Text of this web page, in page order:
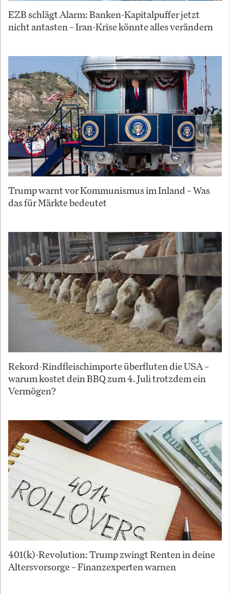
EZB schlägt Alarm: Banken-Kapitalpuffer jetzt
nicht antasten – Iran-Krise könnte alles verändern
Trump warnt vor Kommunismus im Inland – Was
das für Märkte bedeutet
Rekord-Rindfleischimporte überfluten die USA –
warum kostet dein BBQ zum 4. Juli trotzdem ein
Vermögen?
401(k)-Revolution: Trump zwingt Renten in deine
Altersvorsorge – Finanzexperten warnen